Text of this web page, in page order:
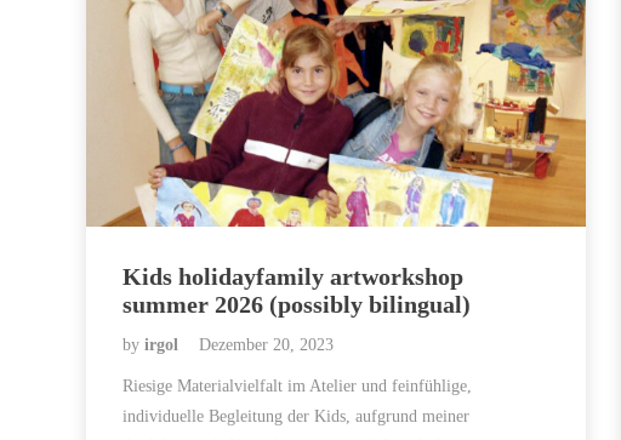
Kids holidayfamily artworkshop
summer 2026 (possibly bilingual)
by irgol Dezember 20, 2023
Riesige Materialvielfalt im Atelier und feinfühlige,
individuelle Begleitung der Kids, aufgrund meiner